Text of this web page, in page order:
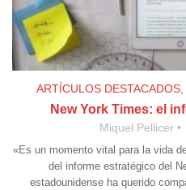
ARTÍCULOS DESTACADOS
New York Times: el
Miquel Pellicer
«Es un momento vital para la vida
del informe estratégico del
estadounidense ha querido